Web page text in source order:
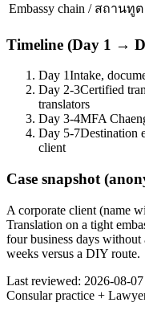
Embassy chain / สถานทูต
Timeline (Day 1 →
Day 1Intake,
Day 2-3Certified
translators
Day 3-4MFA
Day 5-7Destination
client
Case snapshot
A corporate client (name
Translation on a tight
four business days
weeks versus a DIY route.
Last reviewed: 2026-08-07
Consular practice +